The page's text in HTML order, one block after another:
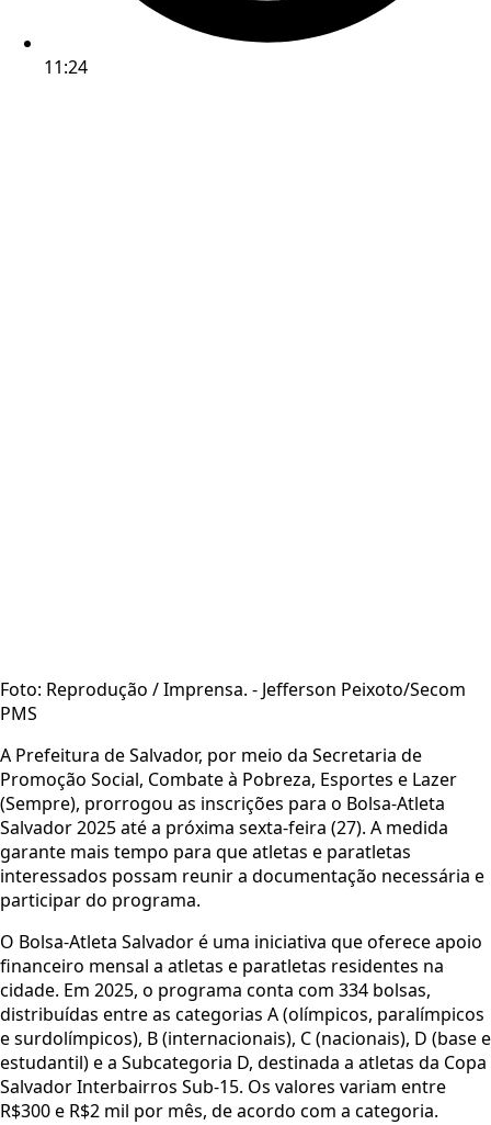
11:24
Foto: Reprodução / Imprensa. - Jefferson Peixoto/Secom
PMS
A Prefeitura de Salvador, por meio da Secretaria de
Promoção Social, Combate à Pobreza, Esportes e Lazer
(Sempre), prorrogou as inscrições para o Bolsa-Atleta
Salvador 2025 até a próxima sexta-feira (27). A medida
garante mais tempo para que atletas e paratletas
interessados possam reunir a documentação necessária e
participar do programa.
O Bolsa-Atleta Salvador é uma iniciativa que oferece apoio
financeiro mensal a atletas e paratletas residentes na
cidade. Em 2025, o programa conta com 334 bolsas,
distribuídas entre as categorias A (olímpicos, paralímpicos
e surdolímpicos), B (internacionais), C (nacionais), D (base e
estudantil) e a Subcategoria D, destinada a atletas da Copa
Salvador Interbairros Sub-15. Os valores variam entre
R$300 e R$2 mil por mês, de acordo com a categoria.